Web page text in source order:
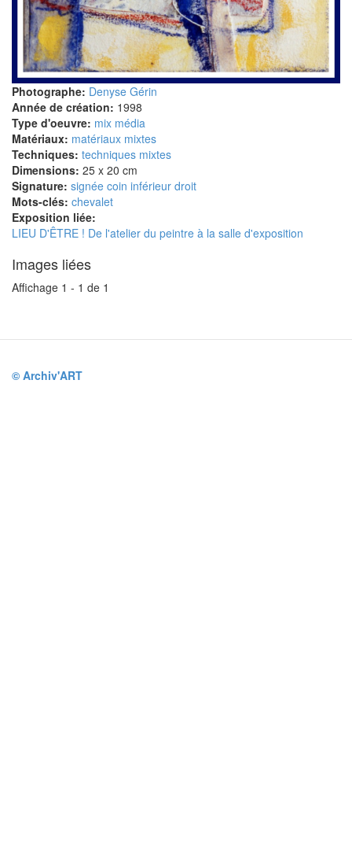
Photographe: Denyse Gérin
Année de création: 1998
Type d'oeuvre: mix média
Matériaux: matériaux mixtes
Techniques: techniques mixtes
Dimensions: 25 x 20 cm
Signature: signée coin inférieur droit
Mots-clés: chevalet
Exposition liée:
LIEU D'ÊTRE ! De l'atelier du peintre à la salle d'exposition
Images liées
Affichage 1 - 1 de 1
© Archiv'ART